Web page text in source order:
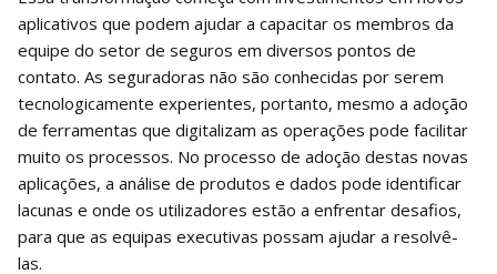
aplicativos que podem ajudar a capacitar os membros da
equipe do setor de seguros em diversos pontos de
contato. As seguradoras não são conhecidas por serem
tecnologicamente experientes, portanto, mesmo a adoção
de ferramentas que digitalizam as operações pode facilitar
muito os processos. No processo de adoção destas novas
aplicações, a análise de produtos e dados pode identificar
lacunas e onde os utilizadores estão a enfrentar desafios,
para que as equipas executivas possam ajudar a resolvê-
las.